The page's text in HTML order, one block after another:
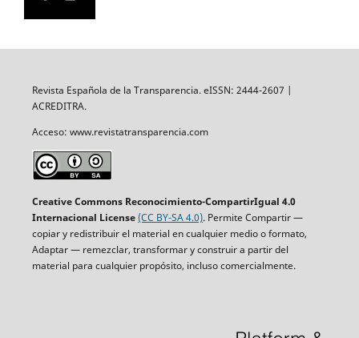
Revista Española de la Transparencia. eISSN: 2444-2607 |
ACREDITRA.
Acceso: www.revistatransparencia.com
Creative Commons Reconocimiento-CompartirIgual 4.0
Internacional License(CC BY-SA 4.0). Permite Compartir —
copiar y redistribuir el material en cualquier medio o formato,
Adaptar — remezclar, transformar y construir a partir del
material para cualquier propósito, incluso comercialmente.